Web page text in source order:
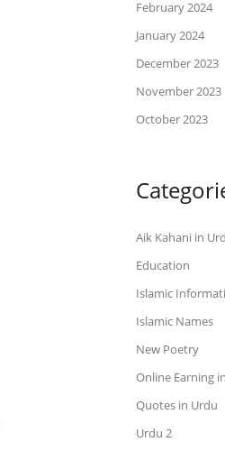
February 2024
January 2024
December 2023
November 2023
October 2023
Aik Kahani in
Education
Islamic
Islamic Names
New Poetry
Online Earning
Quotes in Urdu
Urdu 2